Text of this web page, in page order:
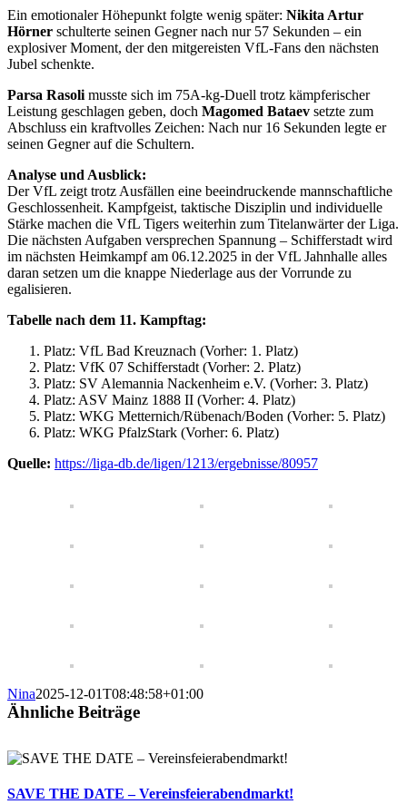
Ein emotionaler Höhepunkt folgte wenig später: Nikita Artur
Hörner schulterte seinen Gegner nach nur 57 Sekunden – ein
explosiver Moment, der den mitgereisten VfL-Fans den nächsten
Jubel schenkte.
Parsa Rasoli musste sich im 75A-kg-Duell trotz kämpferischer
Leistung geschlagen geben, doch Magomed Bataev setzte zum
Abschluss ein kraftvolles Zeichen: Nach nur 16 Sekunden legte er
seinen Gegner auf die Schultern.
Analyse und Ausblick:
Der VfL zeigt trotz Ausfällen eine beeindruckende mannschaftliche
Geschlossenheit. Kampfgeist, taktische Disziplin und individuelle
Stärke machen die VfL Tigers weiterhin zum Titelanwärter der Liga.
Die nächsten Aufgaben versprechen Spannung – Schifferstadt wird
im nächsten Heimkampf am 06.12.2025 in der VfL Jahnhalle alles
daran setzen um die knappe Niederlage aus der Vorrunde zu
egalisieren.
Tabelle nach dem 11. Kampftag:
Platz: VfL Bad Kreuznach (Vorher: 1. Platz)
Platz: VfK 07 Schifferstadt (Vorher: 2. Platz)
Platz: SV Alemannia Nackenheim e.V. (Vorher: 3. Platz)
Platz: ASV Mainz 1888 II (Vorher: 4. Platz)
Platz: WKG Metternich/Rübenach/Boden (Vorher: 5. Platz)
Platz: WKG PfalzStark (Vorher: 6. Platz)
Quelle: https://liga-db.de/ligen/1213/ergebnisse/80957
Nina2025-12-01T08:48:58+01:00
Ähnliche Beiträge
SAVE THE DATE – Vereinsfeierabendmarkt!